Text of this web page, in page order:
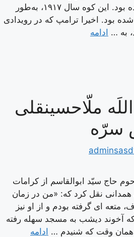
نامگذاری این کوه پایان داده بود. این کوه سال ۱۹۱۷، به‌طور
بود. اخیرا ترامپ که در رویدادی
به … ادامه
ملّاحسینقلی
سرّه
اذن پدر 1. مرحوم حاج سيّد ابوالقاسم از كرامات
همدانى نقل كرد كه: «من در زمان
اى گرفته بودم و از او نيز
كه آخوند ديشب به مسجد سهله رفته
همان وقت كه شنيدم … ادامه